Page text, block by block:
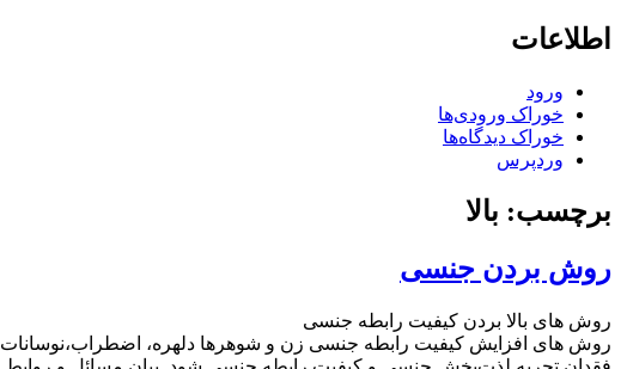
اطلاعات
ورود
خوراک ورودی‌ها
خوراک دیدگاه‌ها
وردپرس
برچسب: بالا
روش بردن جنسی
روش های بالا بردن کیفیت رابطه جنسی
روش های افزایش کیفیت رابطه جنسی زن و شوهرها دلهره، اضطراب،نوسانات